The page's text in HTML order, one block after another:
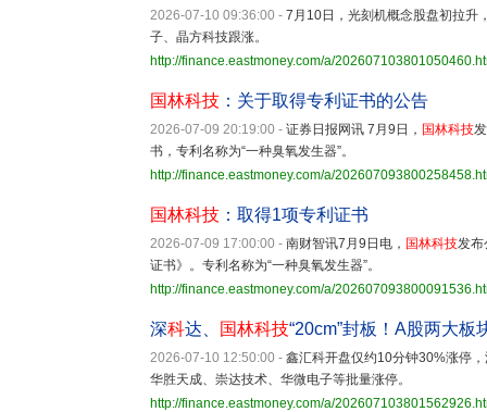
2026-07-10 09:36:00 - 7月10日，光刻机概念股盘初拉升
子、晶方科技跟涨。
http://finance.eastmoney.com/a/
国林科技 ：关于取得专利证书的公告
2026-07-09 20:19:00 - 证券日报网讯 7月9日， 国林科技
书，专利名称为“一种臭氧发生器”。
http://finance.eastmoney.com/a/
国林科技 ：取得1项专利证书
2026-07-09 17:00:00 - 南财智讯7月9日电， 国林科技发布
证书》。专利名称为“一种臭氧发生器”。
http://finance.eastmoney.com/a/
深科达、 国林科技“20cm”封板！A股两大板
2026-07-10 12:50:00 - 鑫汇科开盘仅约10分钟30%涨停
华胜天成、崇达技术、华微电子等批量涨停。
http://finance.eastmoney.com/a/